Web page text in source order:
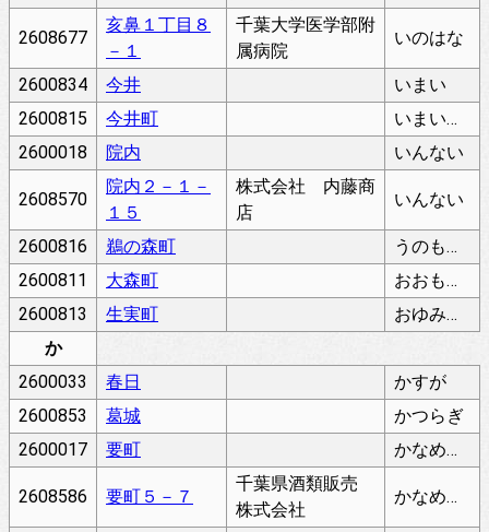
2608677
亥鼻１丁目８
－１
千葉大学医学部附
属病院
いのはな
2600834 今井
いまい
2600815
今井町
いまいちょう
2600018
院内 いんない
2608570
院内２－１－
１５
株式会社 内藤商
店
いんない
2600816 鵜の森町
うのもりちょう
2600811
大森町
おおもりちょう
2600813
生実町
おゆみちょう
か
2600033
春日
かすが
2600853
葛城
かつらぎ
2600017
要町 かなめちょう
2608586 要町５－７
千葉県酒類販売
株式会社
かなめちょう